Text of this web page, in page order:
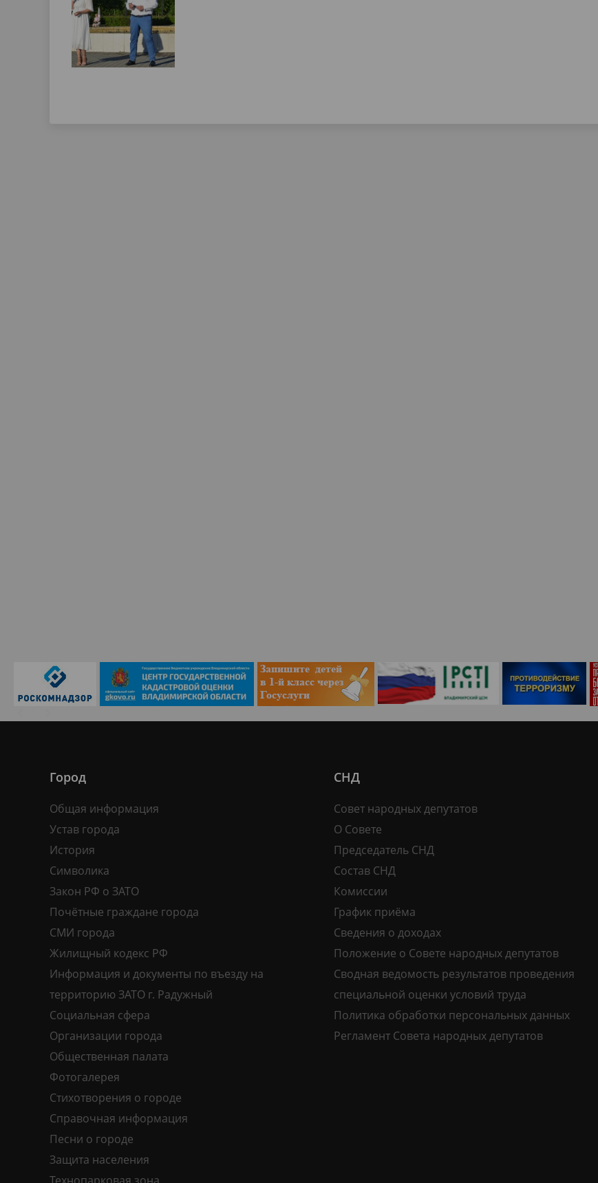
Город
Общая информация
Устав города
История
Символика
Закон РФ о ЗАТО
Почётные граждане города
СМИ города
Жилищный кодекс РФ
Информация и документы по въезду на
территорию ЗАТО г. Радужный
Социальная сфера
Организации города
Общественная палата
Фотогалерея
Стихотворения о городе
Справочная информация
Песни о городе
Защита населения
СНД
Совет народных депутатов
О Совете
Председатель СНД
Состав СНД
Комиссии
График приёма
Сведения о доходах
Положение о Совете народных депутатов
Сводная ведомость результатов проведения
специальной оценки условий труда
Политика обработки персональных данных
Регламент Совета народных депутатов